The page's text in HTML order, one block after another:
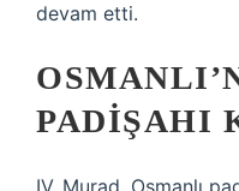
devam etti.
PADIŞAHI
IV. Murad, Osmanlı